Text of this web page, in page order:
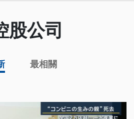
股公司
最相關